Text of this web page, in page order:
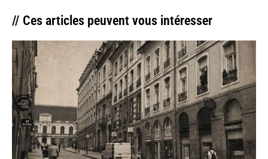
// Ces articles peuvent vous intéresser